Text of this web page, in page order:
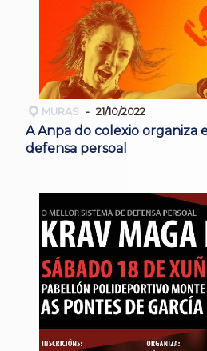
MURAS 21/10/2022
A Anpa do colexio organiza
defensa persoal